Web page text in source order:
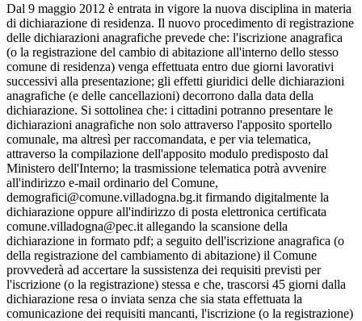
Dal 9 maggio 2012 è entrata in vigore la nuova disciplina in materia
di dichiarazione di residenza. Il nuovo procedimento di registrazione
delle dichiarazioni anagrafiche prevede che: l'iscrizione anagrafica
(o la registrazione del cambio di abitazione all'interno dello stesso
comune di residenza) venga effettuata entro due giorni lavorativi
successivi alla presentazione; gli effetti giuridici delle dichiarazioni
anagrafiche (e delle cancellazioni) decorrono dalla data della
dichiarazione. Si sottolinea che: i cittadini potranno presentare le
dichiarazioni anagrafiche non solo attraverso l'apposito sportello
comunale, ma altresì per raccomandata, e per via telematica,
attraverso la compilazione dell'apposito modulo predisposto dal
Ministero dell'Interno; la trasmissione telematica potrà avvenire
all'indirizzo e-mail ordinario del Comune,
demografici@comune.villadogna.bg.it firmando digitalmente la
dichiarazione oppure all'indirizzo di posta elettronica certificata
comune.villadogna@pec.it allegando la scansione della
dichiarazione in formato pdf; a seguito dell'iscrizione anagrafica (o
della registrazione del cambiamento di abitazione) il Comune
provvederà ad accertare la sussistenza dei requisiti previsti per
l'iscrizione (o la registrazione) stessa e che, trascorsi 45 giorni dalla
dichiarazione resa o inviata senza che sia stata effettuata la
comunicazione dei requisiti mancanti, l'iscrizione (o la registrazione)